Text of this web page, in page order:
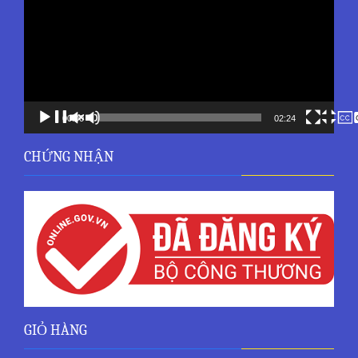
00:00 02:24
CHỨNG NHẬN
GIỎ HÀNG